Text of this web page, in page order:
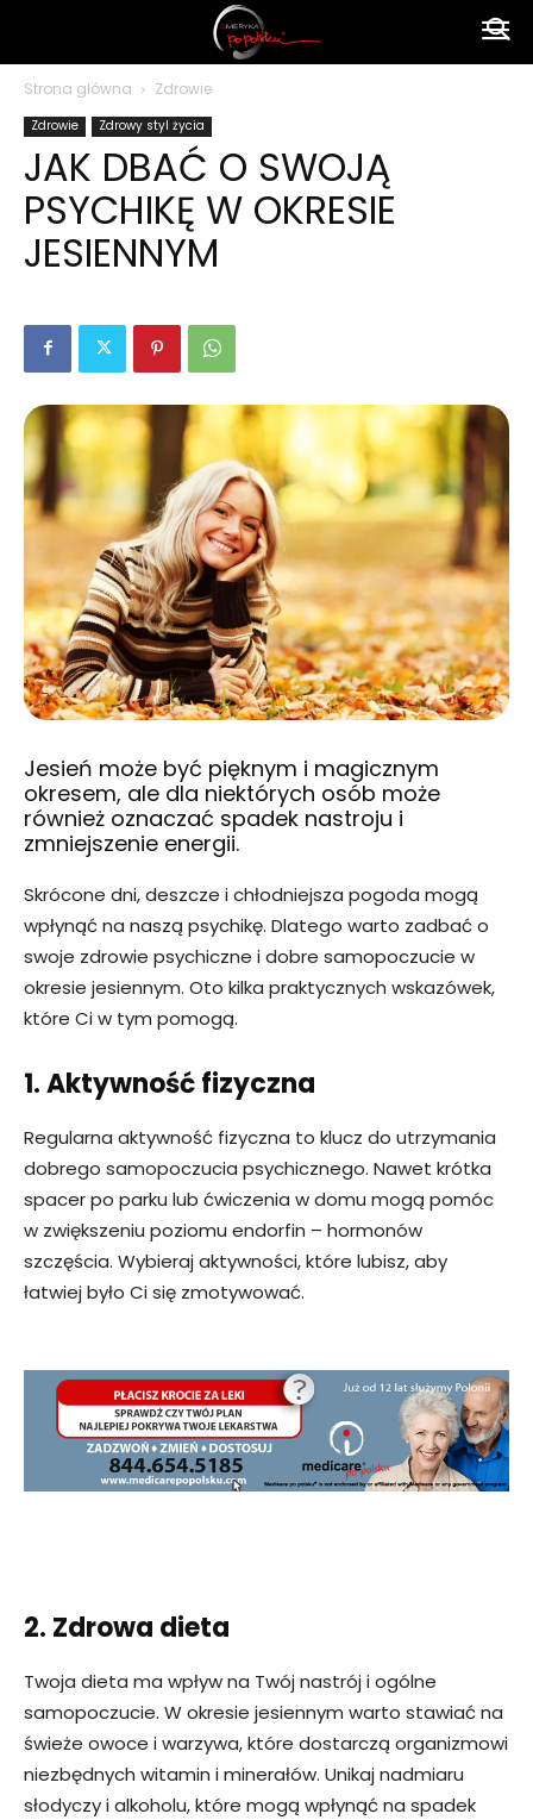
polsku
Strona główna Zdrowie
Zdrowie Zdrowy styl życia
JAK DBAĆ O SWOJĄ
PSYCHIKĘ W OKRESIE
JESIENNYM
Jesień może być pięknym i magicznym
okresem, ale dla niektórych osób może
również oznaczać spadek nastroju i
zmniejszenie energii.
Skrócone dni, deszcze i chłodniejsza pogoda mogą
wpłynąć na naszą psychikę. Dlatego warto zadbać o
swoje zdrowie psychiczne i dobre samopoczucie w
okresie jesiennym. Oto kilka praktycznych wskazówek,
które Ci w tym pomogą.
1. Aktywność fizyczna
Regularna aktywność fizyczna to klucz do utrzymania
dobrego samopoczucia psychicznego. Nawet krótka
spacer po parku lub ćwiczenia w domu mogą pomóc
w zwiększeniu poziomu endorfin – hormonów
szczęścia. Wybieraj aktywności, które lubisz, aby
łatwiej było Ci się zmotywować.
2. Zdrowa dieta
Twoja dieta ma wpływ na Twój nastrój i ogólne
samopoczucie. W okresie jesiennym warto stawiać na
świeże owoce i warzywa, które dostarczą organizmowi
niezbędnych witamin i minerałów. Unikaj nadmiaru
słodyczy i alkoholu, które mogą wpłynąć na spadek